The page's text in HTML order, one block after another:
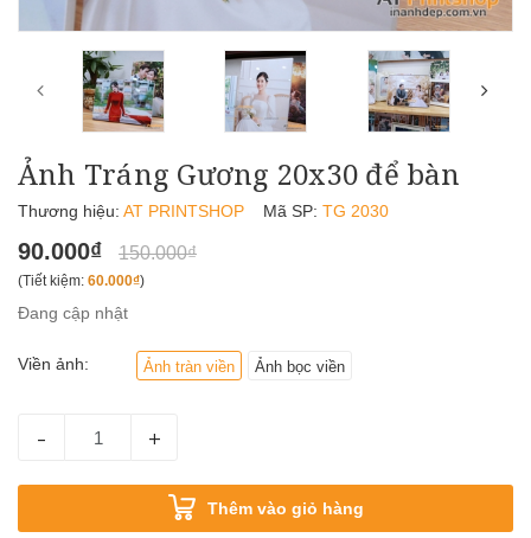
Ảnh Tráng Gương 20x30 để bàn
Thương hiệu: AT PRINTSHOP Mã SP: TG 2030
90.000₫ 150.000₫
(Tiết kiệm: 60.000₫)
Đang cập nhật
Viền ảnh: Ảnh tràn viền Ảnh bọc viền
- +
Thêm vào giỏ hàng